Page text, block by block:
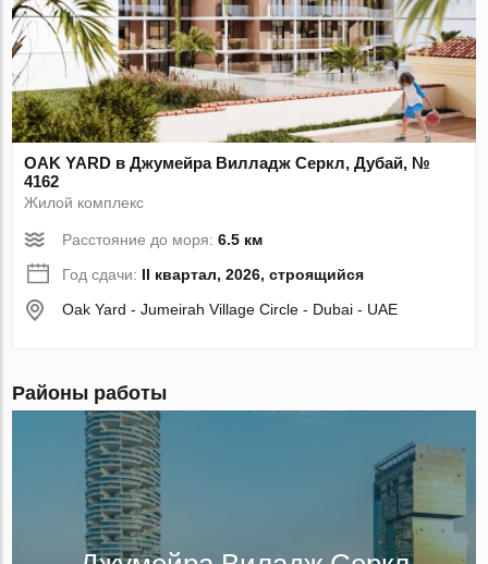
OAK YARD в Джумейра Вилладж Серкл, Дубай, №
4162
Жилой комплекс
Расстояние до моря:6.5 км
Год сдачи: II квартал, 2026, строящийся
Oak Yard - Jumeirah Village Circle - Dubai - UAE
Районы работы